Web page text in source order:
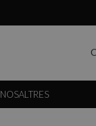
NOSALTRES